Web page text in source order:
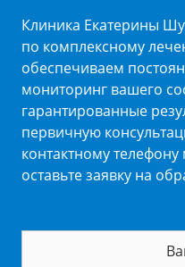
Клиника Екатерины
по комплексному
обеспечиваем
мониторинг вашего
гарантированные
первичную
контактному
оставьте заявку на